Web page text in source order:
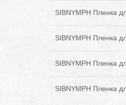
SIBNYMPH Пленка
SIBNYMPH Пленка
SIBNYMPH Пленка
SIBNYMPH Пленка